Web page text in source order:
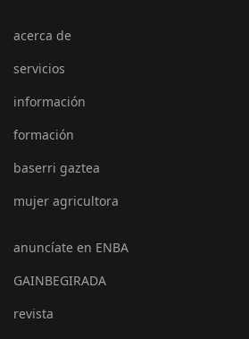
acerca de
servicios
información
formación
baserri gaztea
mujer agricultora
anuncíate en ENBA
GAINBEGIRADA
revista